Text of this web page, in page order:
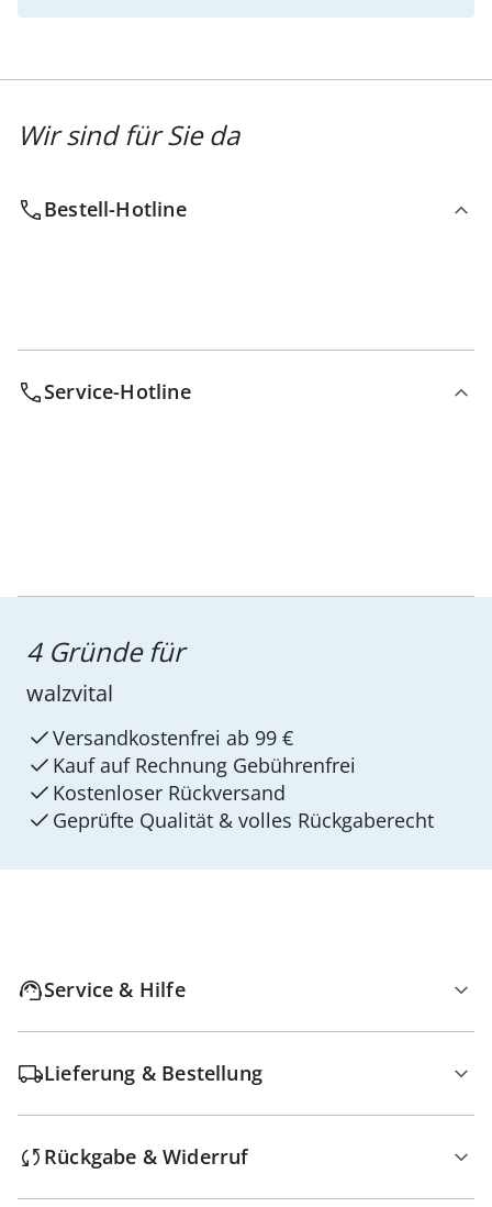
Wir sind für Sie da
Bestell-Hotline
Service-Hotline
4 Gründe für
walzvital
Versandkostenfrei ab 99 €
Kauf auf Rechnung Gebührenfrei
Kostenloser Rückversand
Geprüfte Qualität & volles Rückgaberecht
Service & Hilfe
Lieferung & Bestellung
Rückgabe & Widerruf